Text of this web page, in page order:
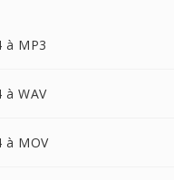
à MP3
à WAV
à MOV